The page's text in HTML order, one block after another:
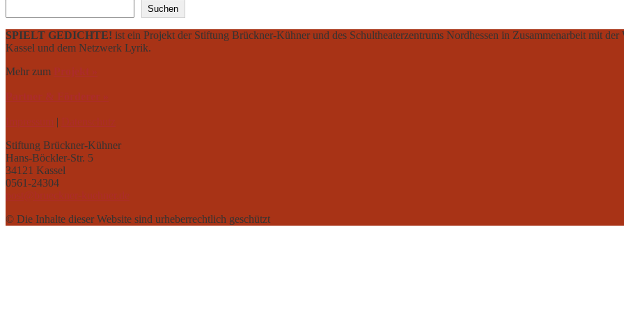
Suchen
SPIELT GEDICHTE! ist ein Projekt der Stiftung Brückner-Kühner und des Schultheaterzentrums Nordhessen in Zusammenarbeit mit
Kassel und dem Netzwerk Lyrik.
Mehr zum
|
Stiftung Brückner-Kühner
Hans-Böckler-Str. 5
34121 Kassel
0561-24304
© Die Inhalte dieser Website sind urheberrechtlich geschützt